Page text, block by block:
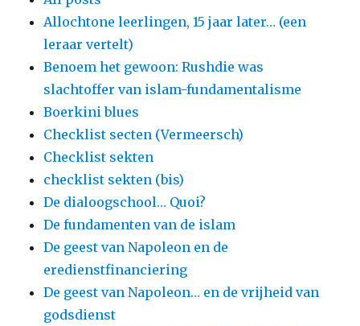
Allochtone leerlingen, 15 jaar later… (een
leraar vertelt)
Benoem het gewoon: Rushdie was
slachtoffer van islam-fundamentalisme
Boerkini blues
Checklist secten (Vermeersch)
Checklist sekten
checklist sekten (bis)
De dialoogschool… Quoi?
De fundamenten van de islam
De geest van Napoleon en de
eredienstfinanciering
De geest van Napoleon… en de vrijheid van
godsdienst